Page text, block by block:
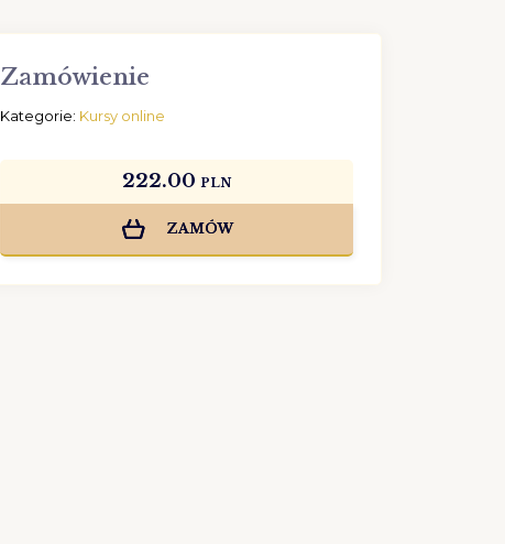
Zamówienie
Kategorie: Kursy online
222.00 PLN
ZAMÓW